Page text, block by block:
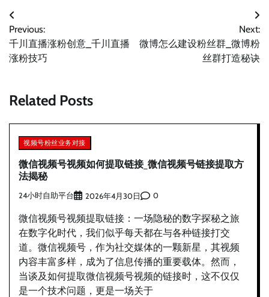
文
章
导
Previous:
千川直播涨粉创意_千川直播
涨粉技巧
Next:
微博怎么建设粉丝群_微博粉
丝群打造秘诀
Related Posts
视频号粉丝业务对接
微信视频号视频如何提取链接_微信视频号链接提取方
法揭秘
24小时自助平台 2026年4月30日 0
微信视频号视频提取链接：一场隐秘的数字探秘之旅
在数字化时代，我们似乎每天都在与各种链接打交
道。微信视频号，作为社交媒体的一颗新星，其视频
内容丰富多样，成为了信息传播的重要载体。然而，
当谈及如何提取微信视频号视频的链接时，这不仅仅
是一个技术问题，更是一场关于